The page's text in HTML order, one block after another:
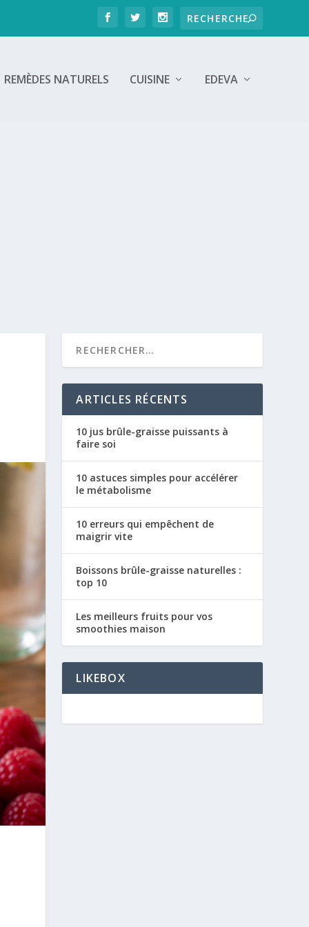
REMÈDES NATURELS CUISINE EDEVA
ARTICLES RÉCENTS
10 jus brûle-graisse puissants à
faire soi
10 astuces simples pour accélérer
le métabolisme
10 erreurs qui empêchent de
maigrir vite
Boissons brûle-graisse naturelles :
top 10
Les meilleurs fruits pour vos
smoothies maison
LIKEBOX